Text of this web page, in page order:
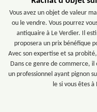
Vous avez un objet de valeur
ou le vendre. Vous pourrez
antiquaire à Le Verdier. Il
proposera un prix bénéfique
Avec son expertise et sa
Dans ce genre de commerce, il
un professionnel ayant pignon
le si vous êtes